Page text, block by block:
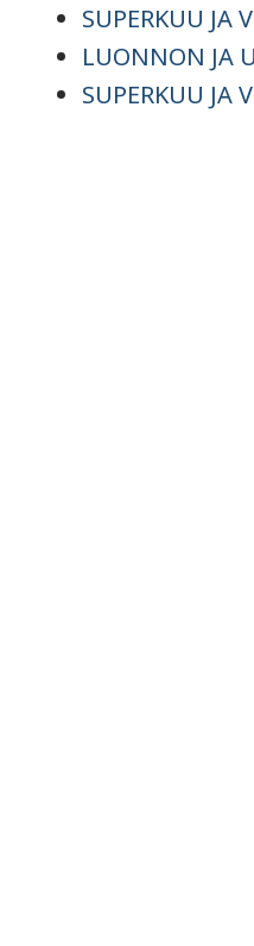
SUPERKUU JA
LUONNON JA
SUPERKUU JA